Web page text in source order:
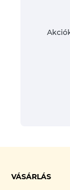
VÁSÁRLÁS